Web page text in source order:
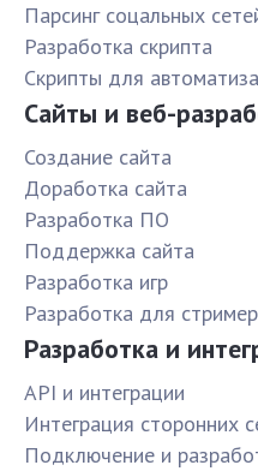
Парсинг соцальных
Разработка скрипта
Скрипты для
Сайты и веб-
Создание сайта
Доработка сайта
Разработка ПО
Поддержка сайта
Разработка игр
Разработка для
Разработка и
API и интеграции
Интеграция сторонних
Подключение и